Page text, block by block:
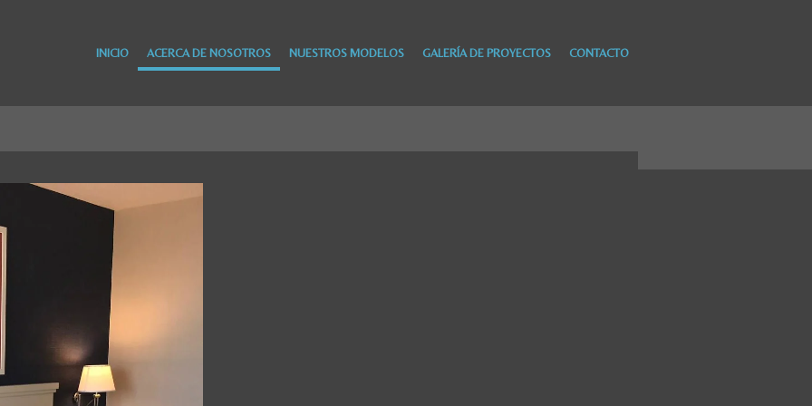
INICIO ACERCA DE NOSOTROS NUESTROS MODELOS GALERÍA DE PROYECTOS CONTACTO